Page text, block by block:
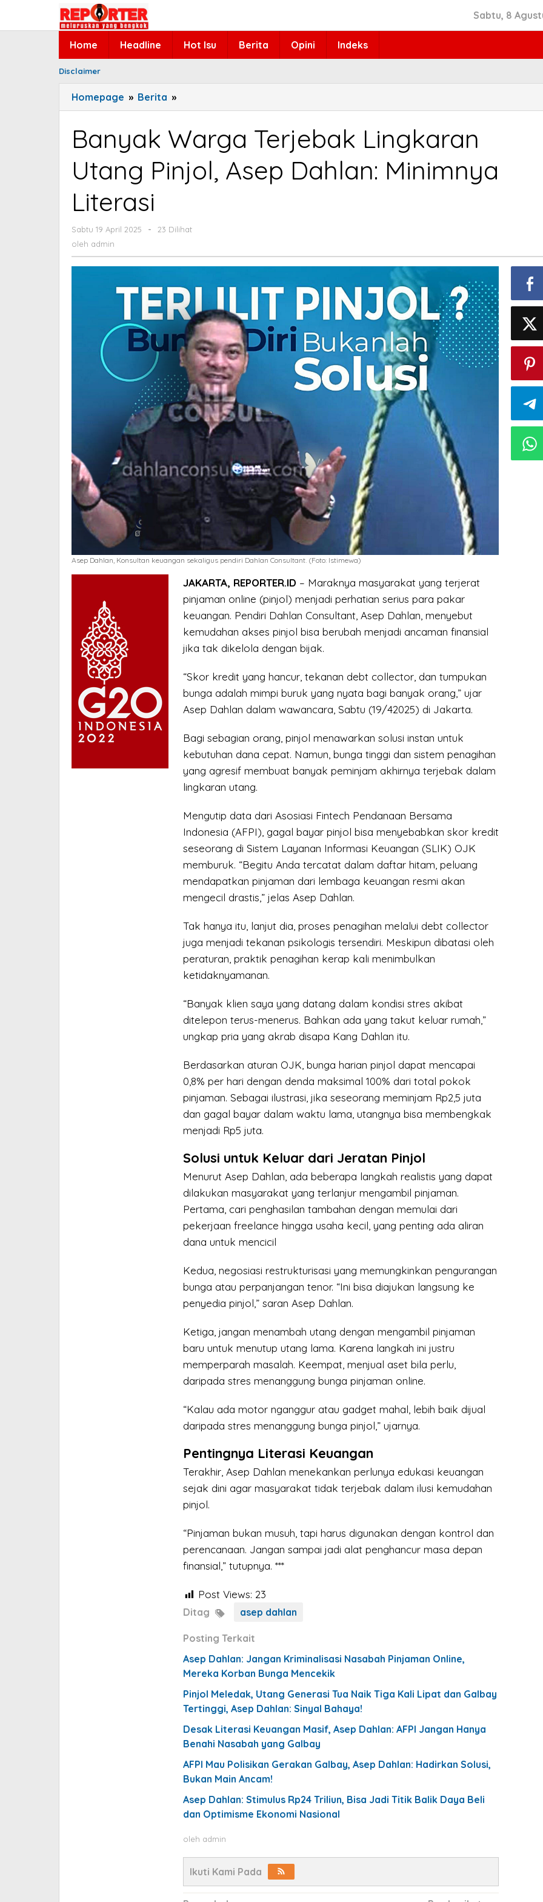
Sabtu, 8
Home Headline Hot Isu Berita Opini Indeks
Disclaimer
Homepage » Berita »
Warga
Lingkaran
Pinjol,
Asep
Literasi
Banyak Warga Terjebak Lingkaran
Utang Pinjol, Asep Dahlan: Minimnya
Literasi
Sabtu 19 April 2025
oleh
-
23 Dilihat
oleh admin
Asep Dahlan, Konsultan keuangan sekaligus pendiri Dahlan Consultant. (Foto: Istimewa)
JAKARTA, REPORTER.ID – Maraknya masyarakat yang terjerat
pinjaman online (pinjol) menjadi perhatian serius para pakar
keuangan. Pendiri Dahlan Consultant, Asep Dahlan, menyebut
kemudahan akses pinjol bisa berubah menjadi ancaman finansial
jika tak dikelola dengan bijak.
“Skor kredit yang hancur, tekanan debt collector, dan tumpukan
bunga adalah mimpi buruk yang nyata bagi banyak orang,” ujar
Asep Dahlan dalam wawancara, Sabtu (19/42025) di Jakarta.
Bagi sebagian orang, pinjol menawarkan solusi instan untuk
kebutuhan dana cepat. Namun, bunga tinggi dan sistem penagihan
yang agresif membuat banyak peminjam akhirnya terjebak dalam
lingkaran utang.
Mengutip data dari Asosiasi Fintech Pendanaan Bersama
Indonesia (AFPI), gagal bayar pinjol bisa menyebabkan skor kredit
seseorang di Sistem Layanan Informasi Keuangan (SLIK) OJK
memburuk. “Begitu Anda tercatat dalam daftar hitam, peluang
mendapatkan pinjaman dari lembaga keuangan resmi akan
mengecil drastis,” jelas Asep Dahlan.
Tak hanya itu, lanjut dia, proses penagihan melalui debt collector
juga menjadi tekanan psikologis tersendiri. Meskipun dibatasi oleh
peraturan, praktik penagihan kerap kali menimbulkan
ketidaknyamanan.
“Banyak klien saya yang datang dalam kondisi stres akibat
ditelepon terus-menerus. Bahkan ada yang takut keluar rumah,”
ungkap pria yang akrab disapa Kang Dahlan itu.
Berdasarkan aturan OJK, bunga harian pinjol dapat mencapai
0,8% per hari dengan denda maksimal 100% dari total pokok
pinjaman. Sebagai ilustrasi, jika seseorang meminjam Rp2,5 juta
dan gagal bayar dalam waktu lama, utangnya bisa membengkak
menjadi Rp5 juta.
Solusi untuk Keluar dari Jeratan Pinjol
Menurut Asep Dahlan, ada beberapa langkah realistis yang dapat
dilakukan masyarakat yang terlanjur mengambil pinjaman.
Pertama, cari penghasilan tambahan dengan memulai dari
pekerjaan freelance hingga usaha kecil, yang penting ada aliran
dana untuk mencicil
Kedua, negosiasi restrukturisasi yang memungkinkan pengurangan
bunga atau perpanjangan tenor. “Ini bisa diajukan langsung ke
penyedia pinjol,” saran Asep Dahlan.
Ketiga, jangan menambah utang dengan mengambil pinjaman
baru untuk menutup utang lama. Karena langkah ini justru
memperparah masalah. Keempat, menjual aset bila perlu,
daripada stres menanggung bunga pinjaman online.
“Kalau ada motor nganggur atau gadget mahal, lebih baik dijual
daripada stres menanggung bunga pinjol,” ujarnya.
Pentingnya Literasi Keuangan
Terakhir, Asep Dahlan menekankan perlunya edukasi keuangan
sejak dini agar masyarakat tidak terjebak dalam ilusi kemudahan
pinjol.
“Pinjaman bukan musuh, tapi harus digunakan dengan kontrol dan
perencanaan. Jangan sampai jadi alat penghancur masa depan
finansial,” tutupnya. ***
Post Views: 23
Ditag asep dahlan
Posting Terkait
Asep Dahlan: Jangan Kriminalisasi Nasabah Pinjaman Online,
Mereka Korban Bunga Mencekik
Pinjol Meledak, Utang Generasi Tua Naik Tiga Kali Lipat dan Galbay
Tertinggi, Asep Dahlan: Sinyal Bahaya!
Desak Literasi Keuangan Masif, Asep Dahlan: AFPI Jangan Hanya
Benahi Nasabah yang Galbay
AFPI Mau Polisikan Gerakan Galbay, Asep Dahlan: Hadirkan Solusi,
Bukan Main Ancam!
Asep Dahlan: Stimulus Rp24 Triliun, Bisa Jadi Titik Balik Daya Beli
dan Optimisme Ekonomi Nasional
oleh admin
Ikuti Kami Pada